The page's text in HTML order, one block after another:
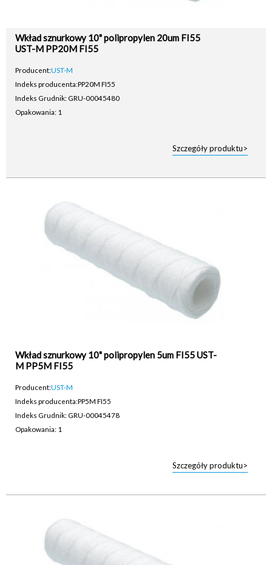
Wkład sznurkowy 10" polipropylen 20um FI55
UST-M PP20M FI55
Producent:UST-M
Indeks producenta:PP20M FI55
Indeks Grudnik: GRU-00045480
Opakowania: 1
Szczegóły produktu>
Wkład sznurkowy 10" polipropylen 5um FI55 UST-
M PP5M FI55
Producent:UST-M
Indeks producenta:PP5M FI55
Indeks Grudnik: GRU-00045478
Opakowania: 1
Szczegóły produktu>